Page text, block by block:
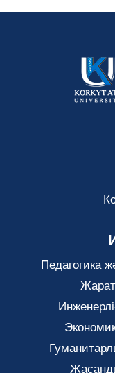
Педагогика